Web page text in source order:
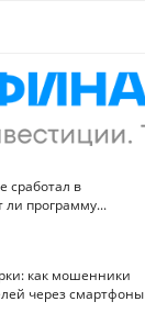
сработал в
ли программу...
как мошенники
через смартфоны